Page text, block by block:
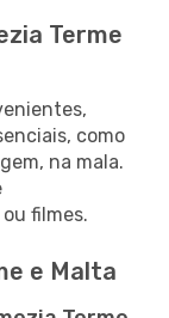
Terme
como
na mala.
filmes.
e Malta